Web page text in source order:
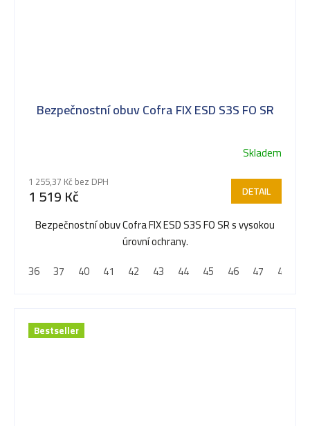
Bezpečnostní obuv Cofra FIX ESD S3S FO SR
Skladem
1 255,37 Kč bez DPH
1 519 Kč DETAIL
Bezpečnostní obuv Cofra FIX ESD S3S FO SR s vysokou
úrovní ochrany.
36
37 40 41 42 43 44 45 46 47 48
Bestseller